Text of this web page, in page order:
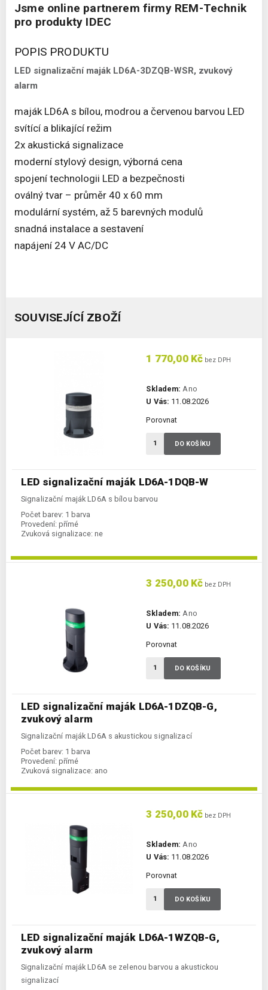
Jsme online partnerem firmy REM-Technik
pro produkty IDEC
POPIS PRODUKTU
LED signalizační maják LD6A-3DZQB-WSR, zvukový
alarm
maják LD6A s bílou, modrou a červenou barvou LED
svítící a blikající režim
2x akustická signalizace
moderní stylový design, výborná cena
spojení technologii LED a bezpečnosti
oválný tvar – průměr 40 x 60 mm
modulární systém, až 5 barevných modulů
snadná instalace a sestavení
napájení 24 V AC/DC
SOUVISEJÍCÍ ZBOŽÍ
LED signalizační maják LD6A-1DQB-W
Signalizační maják LD6A s bílou barvou
Počet barev: 1 barva
Provedení: přímé
Zvuková signalizace: ne
1 770,00 Kč bez DPH
Skladem: Ano
U Vás: 11.08.2026
Porovnat
DO KOŠÍKU
LED signalizační maják LD6A-1DZQB-G,
zvukový alarm
Signalizační maják LD6A s akustickou signalizací
Počet barev: 1 barva
Provedení: přímé
Zvuková signalizace: ano
3 250,00 Kč bez DPH
Skladem: Ano
U Vás: 11.08.2026
Porovnat
DO KOŠÍKU
LED signalizační maják LD6A-1WZQB-G,
zvukový alarm
Signalizační maják LD6A se zelenou barvou a akustickou
signalizací
3 250,00 Kč bez DPH
Skladem: Ano
U Vás: 11.08.2026
Porovnat
DO KOŠÍKU